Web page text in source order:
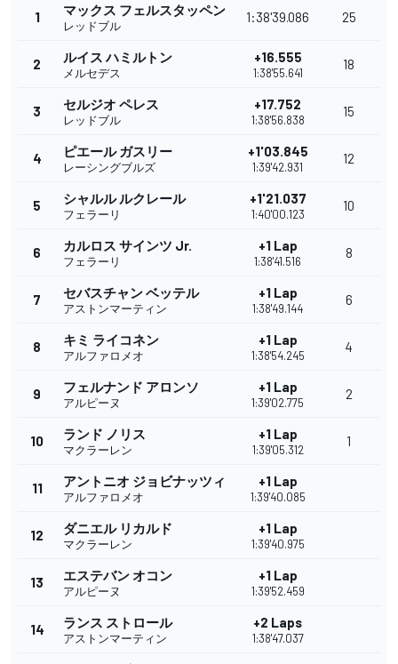
1 マックス フェルスタッペン
レッドブル
1:38'39.086 25
2 ルイス ハミルトン
メルセデス
+16.555
1:38'55.641
18
3 セルジオ ペレス
レッドブル
+17.752
1:38'56.838
15
4 ピエール ガスリー
レーシングブルズ
+1'03.845
1:39'42.931
12
5 シャルル ルクレール
フェラーリ
+1'21.037
1:40'00.123
10
6 カルロス サインツ Jr.
フェラーリ
+1 Lap
1:38'41.516
8
7 セバスチャン ベッテル
アストンマーティン
+1 Lap
1:38'49.144
6
8 キミ ライコネン
アルファロメオ
+1 Lap
1:38'54.245
4
9 フェルナンド アロンソ
アルピーヌ
+1 Lap
1:39'02.775
2
10 ランド ノリス
マクラーレン
+1 Lap
1:39'05.312
1
11 アントニオ ジョビナッツィ
アルファロメオ
+1 Lap
1:39'40.085
12 ダニエル リカルド
マクラーレン
+1 Lap
1:39'40.975
13 エステバン オコン
アルピーヌ
+1 Lap
1:39'52.459
14 ランス ストロール
アストンマーティン
+2 Laps
1:38'47.037